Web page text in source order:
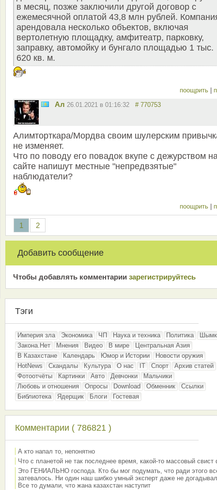
в месяц, позже заключили другой договор с
ежемесячной оплатой 43,8 млн рублей.
арендовала несколько объектов, включая
вертолетную площадку, амфитеатр, парковку,
заправку, автомойку и бунгало площадью 1 тыс.
620 кв. м.
поощрить
Ал 26.01.2021 в 01:16:32 # 770753
Алимторткара/Мордва своим шулерским
не изменяет.
Что по поводу его повадок вкупе с дежурством
сайте напишут местные "непредвзятые"
наблюдатели?
поощрить
1 2
Добавить сообщение
Чтобы добавлять комментарии зарeгиcтрирyйтeсь
Тэги
Империя зла Экономика ЧП Наука и техника Политика
Закона.Нет
Мнения Видео В мире
Центральная Азия
В Казахстане
Календарь Юмор и Истории
Новости оружия
HotNews
Скандалы Культура О нас IT Спорт
Архив статей
Фотоотчёты
Картинки Авто Девчонки
Мальчики
Любовь и отношения
Опросы Download Обменник
Ссылки
Библиотека
Ядерщик Блоги Гостевая
Комментарии ( 786821 )
А кто напал то, непонятно
Что с планетой не так последнее время, какой-то массовый свист
Это ГЕНИАЛЬНО господа. Кто бы мог подумать, что ради этого
затевалось. Ни один наш шибко умный эксперт даже не
Все то думали, что жана казахстан наступит